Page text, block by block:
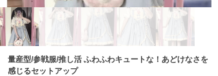
量産型/参戦服/推し活 ふわふわキュートな！あどけなさを
感じるセットアップ